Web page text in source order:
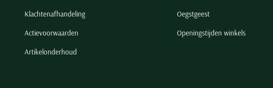
Klachtenafhandeling
Actievoorwaarden
Artikelonderhoud
Oegstgeest
Openingstijden winkels